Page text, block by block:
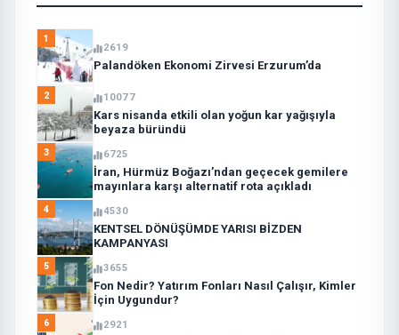
1
2619
Palandöken Ekonomi Zirvesi Erzurum’da
2 10077
Kars nisanda etkili olan yoğun kar yağışıyla
beyaza büründü
3 6725
İran, Hürmüz Boğazı’ndan geçecek gemilere
mayınlara karşı alternatif rota açıkladı
4 4530
KENTSEL DÖNÜŞÜMDE YARISI BİZDEN
KAMPANYASI
5 3655
Fon Nedir? Yatırım Fonları Nasıl Çalışır, Kimler
İçin Uygundur?
6 2921